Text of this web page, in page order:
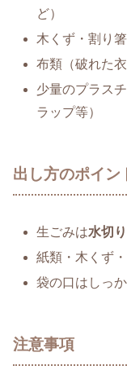
ど）
木くず・割り
布類（破れた
少量のプラス
ラップ等）
出し方のポイン
生ごみは水切り
紙類・木くず
袋の口はしっ
注意事項